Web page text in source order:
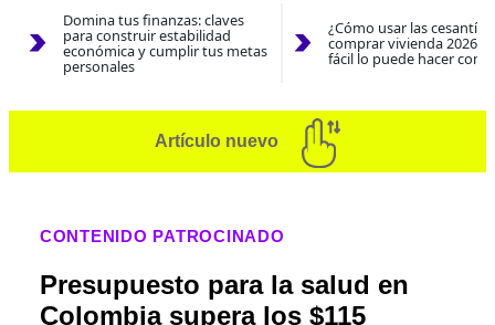
Domina tus finanzas: claves
para construir estabilidad
económica y cumplir tus metas
personales
¿Cómo usar las
comprar vivienda 2026?
fácil lo puede hacer con
Artículo nuevo
CONTENIDO PATROCINADO
Presupuesto para la salud en
Colombia supera los $115